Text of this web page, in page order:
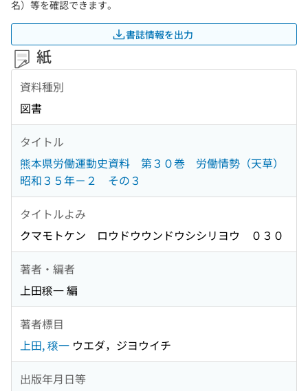
名）等を確認できます。
書誌情報を出力
紙
資料種別
図書
タイトル
熊本県労働運動史資料 第３０巻 労働情勢（天草）
昭和３５年－２ その３
タイトルよみ
クマモトケン ロウドウウンドウシシリヨウ ０３０
著者・編者
上田穣一 編
著者標目
上田, 穣一 ウエダ，ジヨウイチ
出版年月日等